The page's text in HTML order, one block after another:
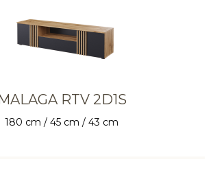
RTV 2D1S
180 cm / 45 cm / 43 cm